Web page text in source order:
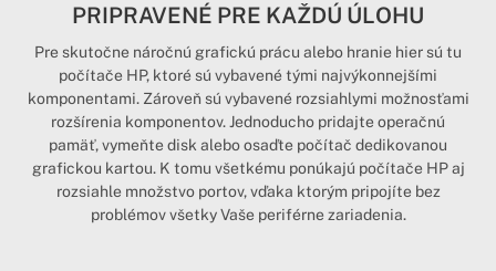
PRIPRAVENÉ PRE KAŽDÚ ÚLOHU
Pre skutočne náročnú grafickú prácu alebo hranie hier sú tu
počítače HP, ktoré sú vybavené tými najvýkonnejšími
komponentami. Zároveň sú vybavené rozsiahlymi možnosťami
rozšírenia komponentov. Jednoducho pridajte operačnú
pamäť, vymeňte disk alebo osaďte počítač dedikovanou
grafickou kartou. K tomu všetkému ponúkajú počítače HP aj
rozsiahle množstvo portov, vďaka ktorým pripojíte bez
problémov všetky Vaše periférne zariadenia.